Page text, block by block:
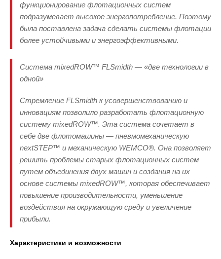
функционирование флотационных систем
подразумевает высокое энергопотребление. Поэтому
была поставлена задача сделать системы флотации
более устойчивыми и энергоэффективными.
Система mixedROW™ FLSmidth — «две технологии в
одной»
Стремление FLSmidth к усовершенствованию и
инновациям позволило разработать флотационную
систему mixedROW™. Эта система сочетает в
себе две флотомашины — пневмомеханическую
nextSTEP™ и механическую WEMCO®. Она позволяет
решить проблемы старых флотационных систем
путем объединения двух машин и создания на их
основе системы mixedROW™, которая обеспечивает
повышение производительности, уменьшение
воздействия на окружающую среду и увеличение
прибыли.
Характеристики и возможности